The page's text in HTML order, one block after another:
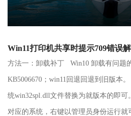
Win11打印机共享时提示709错误
方法一：卸载补丁 Win10 卸载有问题
KB5006670；win11回退回退到旧版
统win32spl.dll文件替换为就版本的即可
对应的系统，右键以管理员身份运行